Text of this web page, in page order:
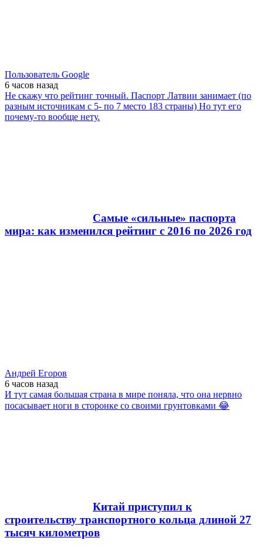
Пользователь Google
6 часов назад
Не скажу что рейтинг точный. Паспорт Латвии занимает (по
разным источникам с 5- по 7 место 183 страны) Но тут его
почему-то вообще нету.
Самые «сильные» паспорта
мира: как изменился рейтинг с 2016 по 2026 год
Андрей Егоров
6 часов назад
И тут самая большая страна в мире поняла, что она нервно
посасывает ноги в сторонке со своими грунтовками 😂
Китай приступил к
строительству транспортного кольца длиной 27
тысяч километров